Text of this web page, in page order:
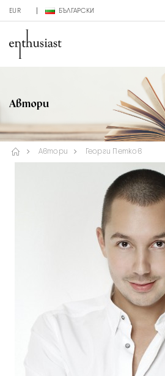
EUR БЪЛГАРСКИ
Автори
Автори Георги Петков